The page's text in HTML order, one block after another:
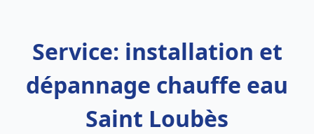
Service: installation et
dépannage chauffe eau
Saint Loubès